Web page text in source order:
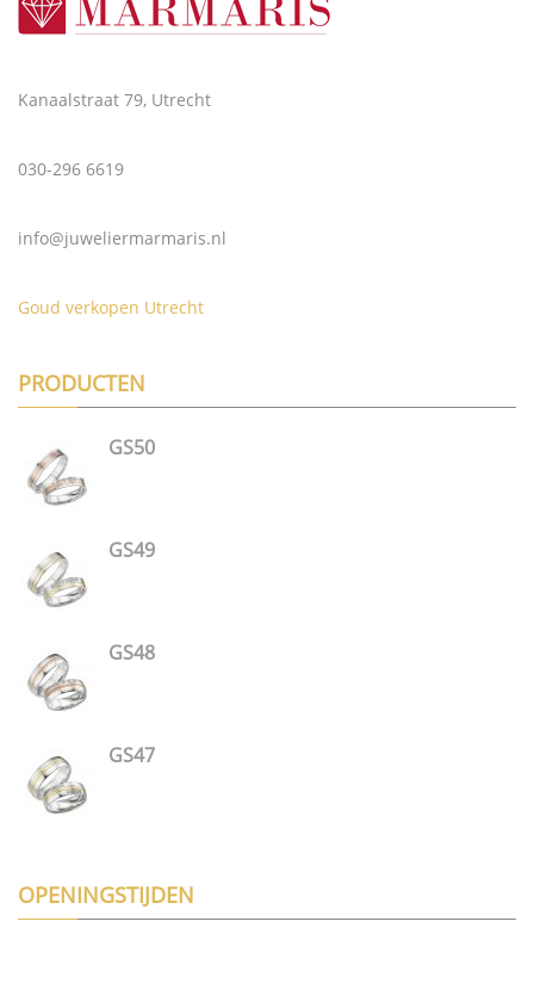
Kanaalstraat 79, Utrecht
030-296 6619
info@juweliermarmaris.nl
Goud verkopen Utrecht
PRODUCTEN
GS50
GS49
GS48
GS47
OPENINGSTIJDEN